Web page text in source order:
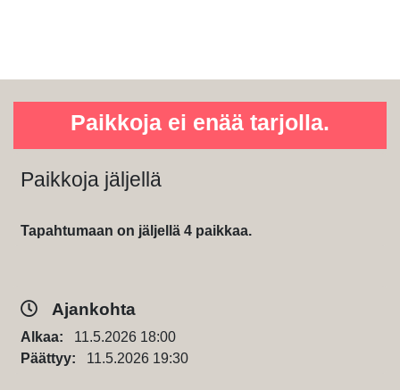
Paikkoja ei enää tarjolla.
Paikkoja jäljellä
Tapahtumaan on jäljellä 4 paikkaa.
Ajankohta
Alkaa: 11.5.2026 18:00
Päättyy: 11.5.2026 19:30